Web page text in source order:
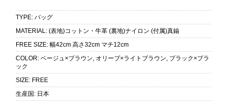
TYPE: バッグ
MATERIAL: (表地)コットン・牛革 (裏地)ナイロン (付属)真鍮
FREE SIZE: 幅42cm 高さ32cm マチ12cm
COLOR: ベージュ×ブラウン, オリーブ×ライトブラウン, ブラック×ブラ
ック
SIZE: FREE
生産国: 日本